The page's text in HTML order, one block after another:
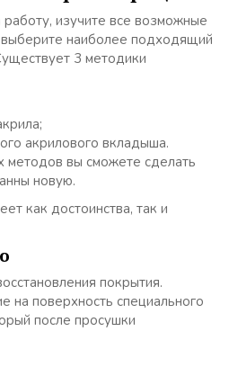
изучите все возможные
наиболее подходящий
3 методики
акрилового вкладыша.
методов вы сможете сделать
новую.
как достоинства, так и
покрытия.
на поверхность специального
после просушки